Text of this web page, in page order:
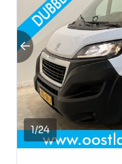
1/24